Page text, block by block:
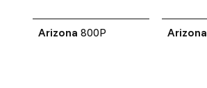
Arizona 800P Arizona